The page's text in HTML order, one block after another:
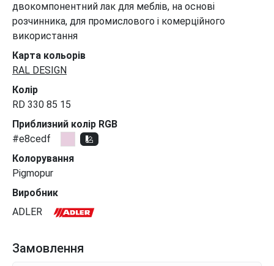
двокомпонентний лак для меблів, на основі
розчинника, для промислового і комерційного
використання
Карта кольорів
RAL DESIGN
Колір
RD 330 85 15
Приблизний колір RGB
#e8cedf
Колорування
Pigmopur
Виробник
ADLER
Замовлення